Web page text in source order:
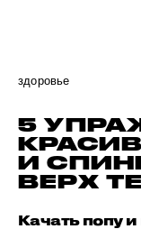
здоровье
5
И
ВЕРХ
Качать попу